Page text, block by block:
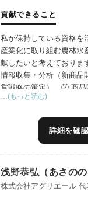
貢献できること
私が保持している資格を
産業化に取り組む農林水
献したいと考えており
情報収集・分析（新商品
営戦略の策定）、② 商品
ズや市場動向を分析し、
のネーミングやパッケー
案なども作成支援、イン
ーケティング戦略を立案
サイトなどを活用した販
…(もっと読む)
詳細を確
浅野恭弘（あさのの
株式会社アグリエール